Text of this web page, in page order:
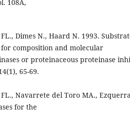
108A,
Dimes N., Haard N. 1993.
composition and molecular
or proteinaceous proteinase
65-69.
Navarrete del Toro MA.,
for the